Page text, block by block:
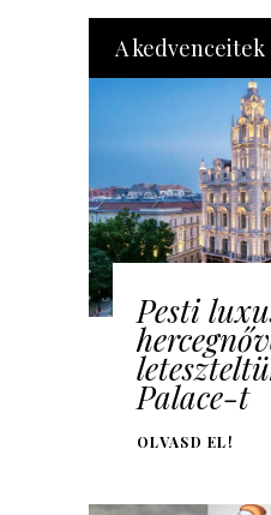
A kedvenceitek
Pesti
Palace-t
OLVASD EL!